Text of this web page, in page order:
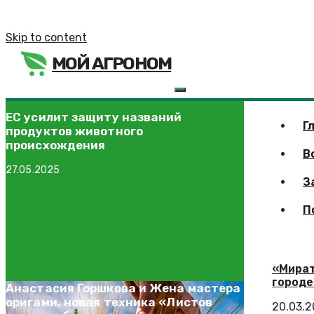
Skip to content
МОЙ АГРОНОМ
ЕС усилит защиту названий
продуктов животного
происхождения
27.05.2025
Анастасия Горшкова и Жена мастера
оригами, новая техника «Листов